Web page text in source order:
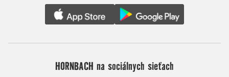
HORNBACH na sociálnych sieťach